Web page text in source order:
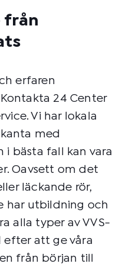
från
erfaren
24 Center
Vi har lokala
med
i bästa fall kan vara
Oavsett om det
läckande rör,
har utbildning och
alla typer av VVS-
efter att ge våra
från början till